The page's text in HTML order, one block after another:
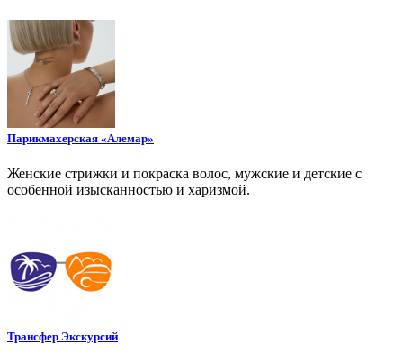
Парикмахерская «Алемар»
Женские стрижки и покраска волос, мужские и детские с
особенной изысканностью и харизмой.
Трансфер Экскурсий